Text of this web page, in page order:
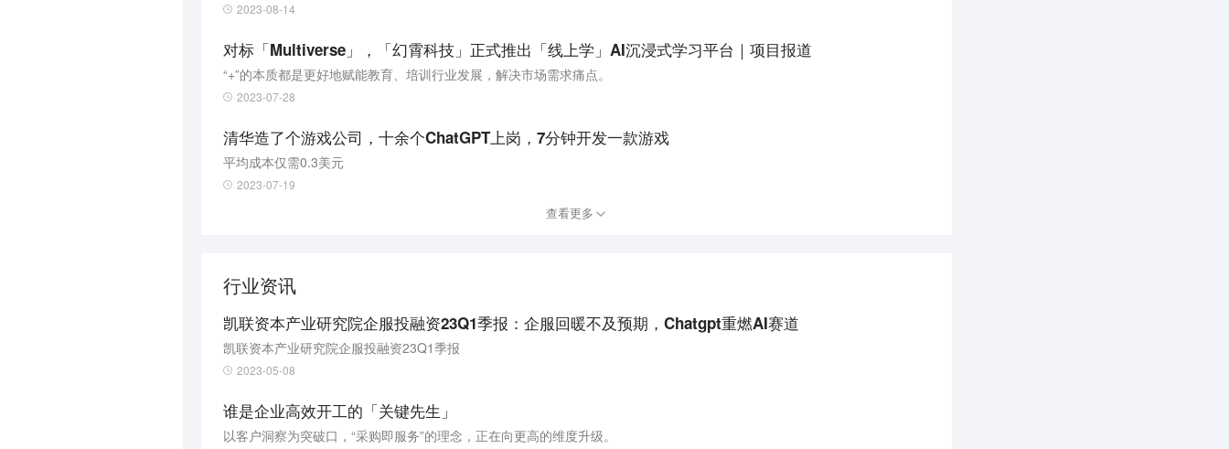
2023-08-14
对标「Multiverse」，「幻霄科技」正式推出「线上学」AI沉浸式学习平台｜项目报道
“+”的本质都是更好地赋能教育、培训行业发展，解决市场需求痛点。
2023-07-28
清华造了个游戏公司，十余个ChatGPT上岗，7分钟开发一款游戏
平均成本仅需0.3美元
2023-07-19
查看更多
行业资讯
凯联资本产业研究院企服投融资23Q1季报：企服回暖不及预期，Chatgpt重燃AI赛道
凯联资本产业研究院企服投融资23Q1季报
2023-05-08
谁是企业高效开工的「关键先生」​
以客户洞察为突破口，“采购即服务”的理念，正在向更高的维度升级。